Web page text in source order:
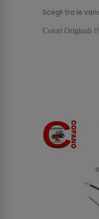
Scegli tra le
Colori Originali